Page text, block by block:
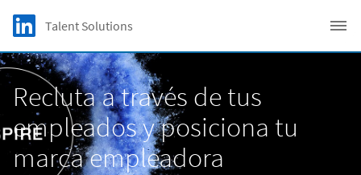
Skip to main content
LinkedIn Logo
Talent Solutions
Recluta a través de tus
empleados y posiciona tu
marca empleadora